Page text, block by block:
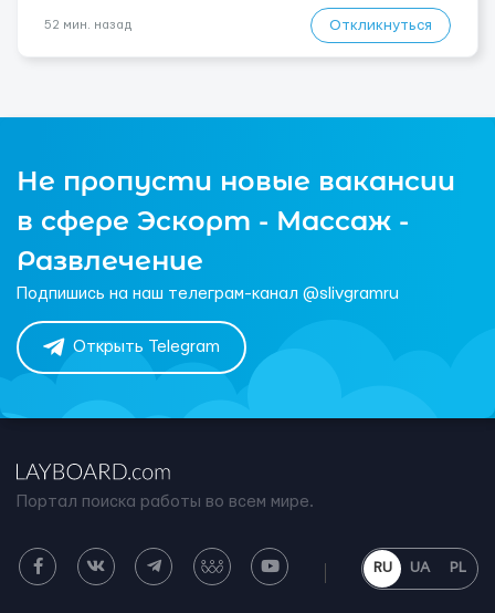
52 мин. назад Откликнуться
Не пропусти новые вакансии
в сфере Эскорт - Массаж -
Развлечение
Подпишись на наш телеграм-канал @slivgramru
Открыть Telegram
Портал поиска работы во всем мире.
RU UA PL